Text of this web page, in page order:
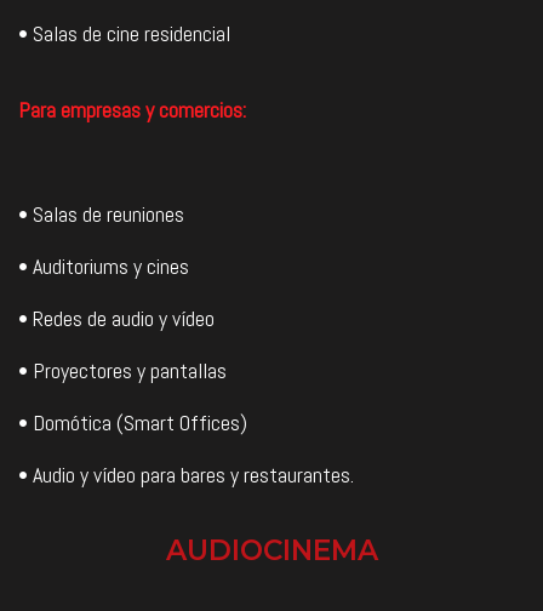
• Salas de cine residencial
Para empresas y comercios:
• Salas de reuniones
• Auditoriums y cines
• Redes de audio y vídeo
• Proyectores y pantallas
• Domótica (Smart Offices)
• Audio y vídeo para bares y restaurantes.
AUDIOCINEMA